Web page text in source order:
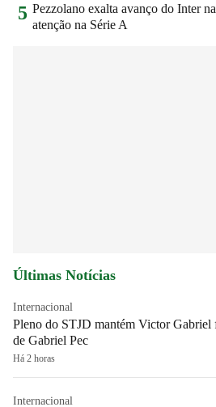
5 Pezzolano exalta avanço do Inter
atenção na Série A
Últimas Notícias
Internacional
Pleno do STJD mantém Victor Gabriel
de Gabriel Pec
Há 2 horas
Internacional